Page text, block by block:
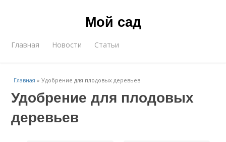
Мой сад
Главная Новости Статьи
Главная »Удобрение для плодовых деревьев
Удобрение для плодовых
деревьев